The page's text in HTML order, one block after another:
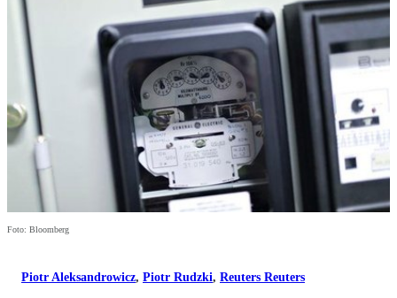
Foto: Bloomberg
Piotr Aleksandrowicz, Piotr Rudzki, Reuters Reuters